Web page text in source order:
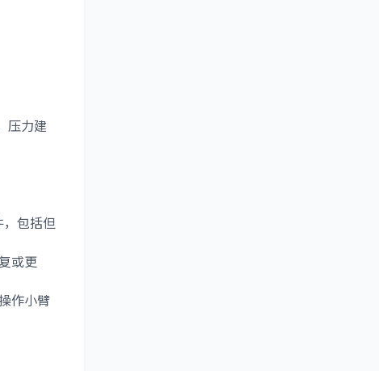
压力建
包括但
或更
作小臂